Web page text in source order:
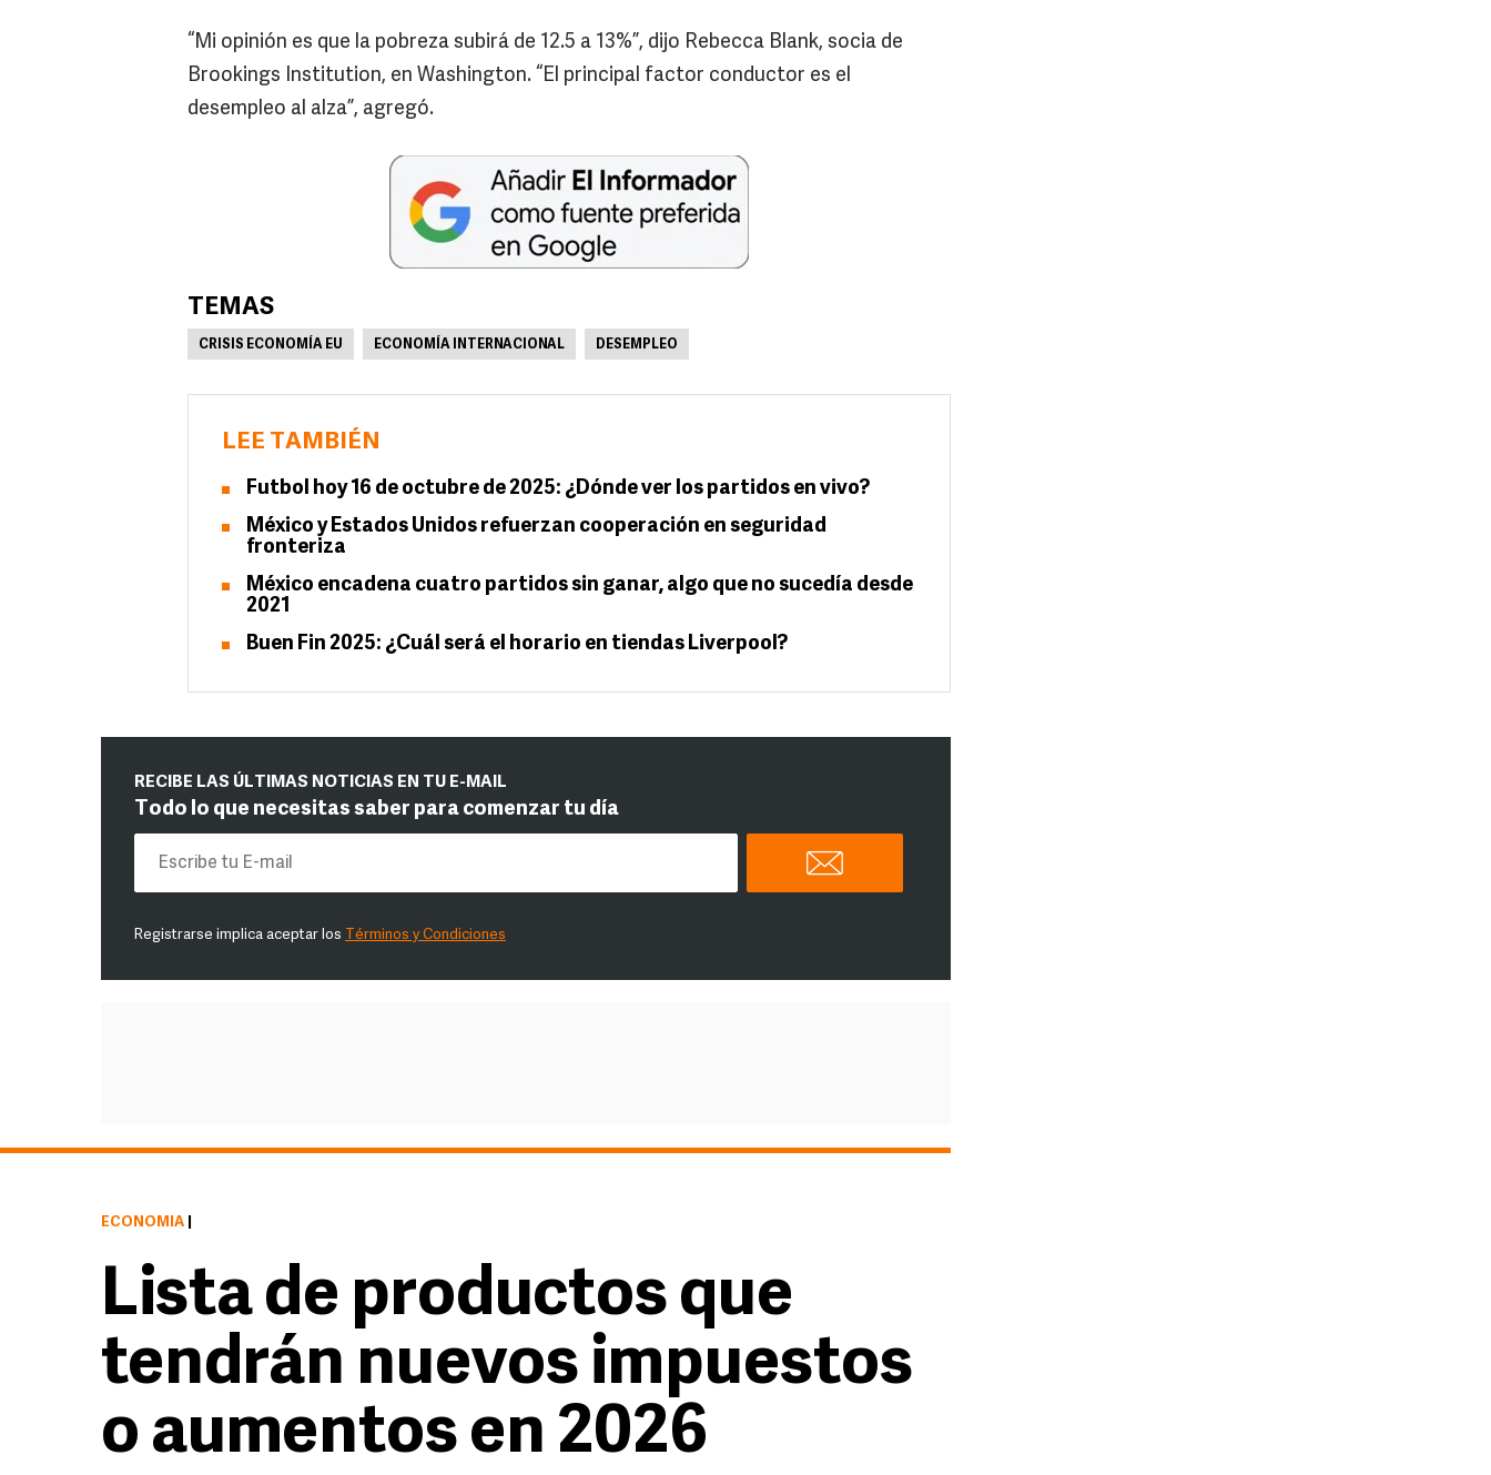
“Mi opinión es que la pobreza subirá de 12.5 a 13%”, dijo Rebecca Blank, socia de
Brookings Institution, en Washington. “El principal factor conductor es el
desempleo al alza”, agregó.
TEMAS
CRISIS ECONOMÍA EU ECONOMÍA INTERNACIONAL DESEMPLEO
LEE TAMBIÉN
Futbol hoy 16 de octubre de 2025: ¿Dónde ver los partidos en vivo?
México y Estados Unidos refuerzan cooperación en seguridad
fronteriza
México encadena cuatro partidos sin ganar, algo que no sucedía desde
2021
Buen Fin 2025: ¿Cuál será el horario en tiendas Liverpool?
RECIBE LAS ÚLTIMAS NOTICIAS EN TU E-MAIL
Todo lo que necesitas saber para comenzar tu día
Registrarse implica aceptar los Términos y Condiciones
ECONOMÍA
Lista de productos que
tendrán nuevos impuestos
o aumentos en 2026